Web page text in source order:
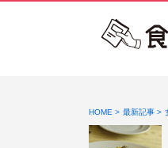
HOME 最新記事